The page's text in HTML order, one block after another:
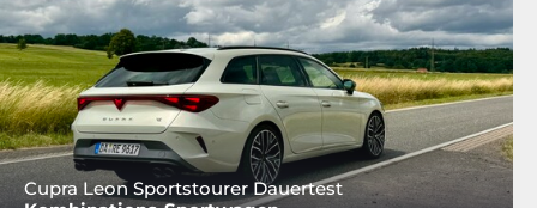
Cupra Leon Sportstourer Dauertest